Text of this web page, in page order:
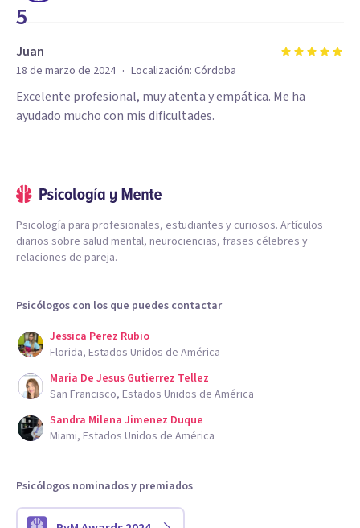
5
Juan
18 de marzo de 2024 · Localización: Córdoba
Excelente profesional, muy atenta y empática. Me ha
ayudado mucho con mis dificultades.
Psicología para profesionales, estudiantes y curiosos. Artículos
diarios sobre salud mental, neurociencias, frases célebres y
relaciones de pareja.
Psicólogos con los que puedes contactar
Jessica Perez Rubio
Florida, Estados Unidos de América
Maria De Jesus Gutierrez Tellez
San Francisco, Estados Unidos de América
Sandra Milena Jimenez Duque
Miami, Estados Unidos de América
Psicólogos nominados y premiados